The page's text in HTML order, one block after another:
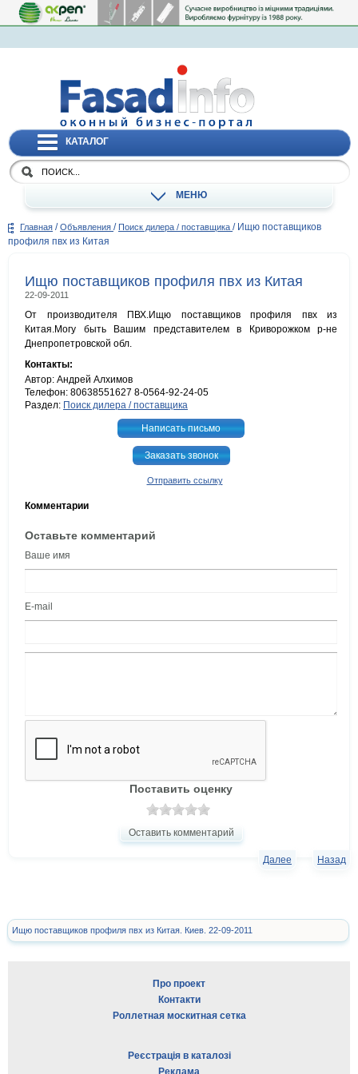
КАТАЛОГ
МЕНЮ
Главная / Объявления / Поиск дилера / поставщика / Ищю поставщиков
профиля пвх из Китая
Ищю поставщиков профиля пвх из Китая
22-09-2011
От производителя ПВХ.Ищю поставщиков профиля пвх из
Китая.Могу быть Вашим представителем в Криворожком р-не
Днепропетровской обл.
Контакты:
Автор: Андрей Алхимов
Телефон: 80638551627 8-0564-92-24-05
Раздел: Поиск дилера / поставщика
Написать письмо
Заказать звонок
Отправить ссылку
Комментарии
Оставьте комментарий
Ваше имя
E-mail
Поставить оценку
Оставить комментарий
Назад
Далее
Ищю поставщиков профиля пвх из Китая. Киев. 22-09-2011
Про проект
Контакти
Роллетная москитная сетка
Реєстрація в каталозі